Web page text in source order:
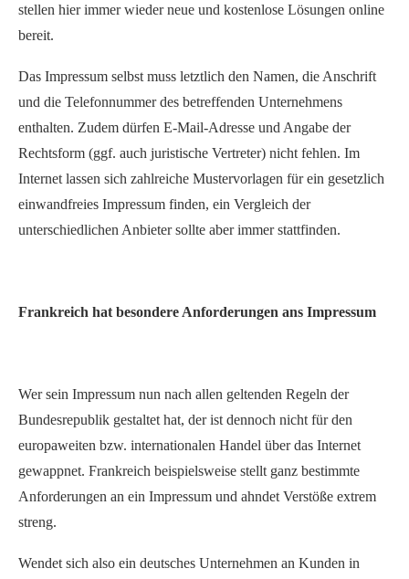
stellen hier immer wieder neue und kostenlose Lösungen online
bereit.
Das Impressum selbst muss letztlich den Namen, die Anschrift
und die Telefonnummer des betreffenden Unternehmens
enthalten. Zudem dürfen E-Mail-Adresse und Angabe der
Rechtsform (ggf. auch juristische Vertreter) nicht fehlen. Im
Internet lassen sich zahlreiche Mustervorlagen für ein gesetzlich
einwandfreies Impressum finden, ein Vergleich der
unterschiedlichen Anbieter sollte aber immer stattfinden.
Frankreich hat besondere Anforderungen ans Impressum
Wer sein Impressum nun nach allen geltenden Regeln der
Bundesrepublik gestaltet hat, der ist dennoch nicht für den
europaweiten bzw. internationalen Handel über das Internet
gewappnet. Frankreich beispielsweise stellt ganz bestimmte
Anforderungen an ein Impressum und ahndet Verstöße extrem
streng.
Wendet sich also ein deutsches Unternehmen an Kunden in